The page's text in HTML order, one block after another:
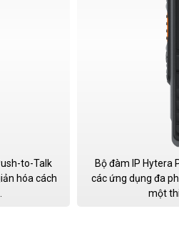
to-Talk
hóa cách
Bộ đàm IP Hytera
các ứng dụng đa
một